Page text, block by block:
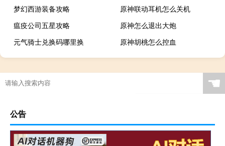
梦幻西游装备攻略
原神联动耳机怎么关机
瘟疫公司五星攻略
原神怎么退出大炮
元气骑士兑换码哪里换
原神胡桃怎么控血
☚
公告